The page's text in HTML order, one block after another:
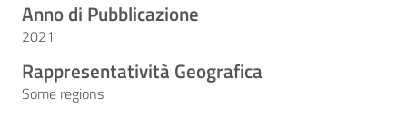
Anno di Pubblicazione
2021
Rappresentatività Geografica
Some regions